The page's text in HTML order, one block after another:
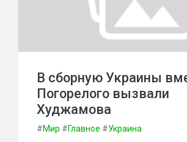
В сборную Украины
Погорелого вызвали
Худжамова
#Мир #Главное #Украина